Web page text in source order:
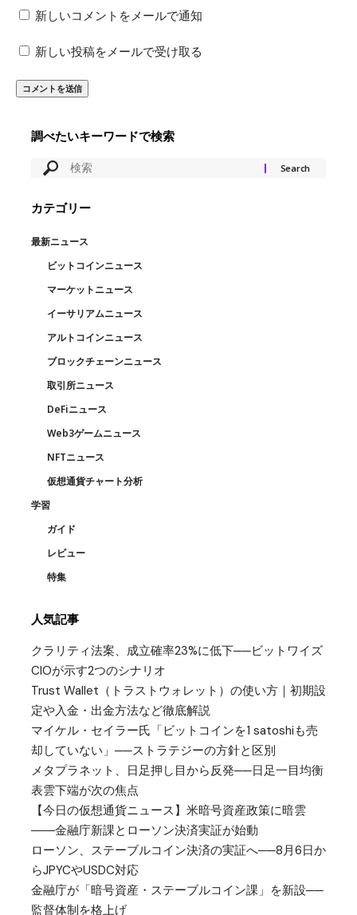
新しいコメントをメールで通知
新しい投稿をメールで受け取る
調べたいキーワードで検索
カテゴリー
最新ニュース
ビットコインニュース
マーケットニュース
イーサリアムニュース
アルトコインニュース
ブロックチェーンニュース
取引所ニュース
DeFiニュース
Web3ゲームニュース
NFTニュース
仮想通貨チャート分析
学習
ガイド
レビュー
特集
人気記事
クラリティ法案、成立確率23%に低下──ビットワイズ
CIOが示す2つのシナリオ
Trust Wallet（トラストウォレット）の使い方｜初期設
定や入金・出金方法など徹底解説
マイケル・セイラー氏「ビットコインを1 satoshiも売
却していない」──ストラテジーの方針と区別
メタプラネット、日足押し目から反発──日足一目均衡
表雲下端が次の焦点
【今日の仮想通貨ニュース】米暗号資産政策に暗雲
――金融庁新課とローソン決済実証が始動
ローソン、ステーブルコイン決済の実証へ──8月6日か
らJPYCやUSDC対応
金融庁が「暗号資産・ステーブルコイン課」を新設──
監督体制を格上げ